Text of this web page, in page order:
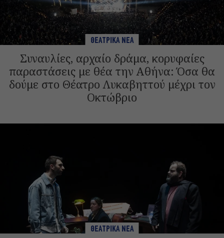
ΘΕΑΤΡΙΚΑ ΝΕΑ
Συναυλίες, αρχαίο δράμα, κορυφαίες
παραστάσεις με θέα την Αθήνα: Όσα θα
δούμε στο Θέατρο Λυκαβηττού μέχρι τον
Οκτώβριο
ΘΕΑΤΡΙΚΑ ΝΕΑ